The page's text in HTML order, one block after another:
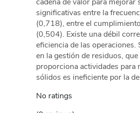
significativas entre la
(0,718), entre el
(0,504). Existe una débil
eficiencia de las
en la gestión de residuos,
proporciona actividades para
sólidos es ineficiente por la
No ratings